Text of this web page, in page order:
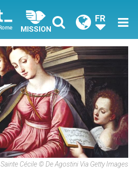
MISSION
FR
Sainte Cécile © De Agostini Via Getty Images